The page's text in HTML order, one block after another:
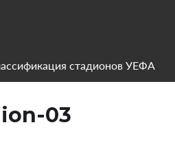
стадионов УЕФА
03